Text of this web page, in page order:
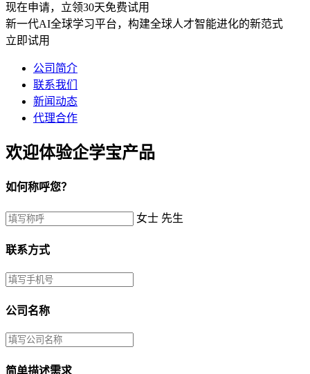
现在申请，立领30天免费试用
新一代AI全球学习平台，构建全球人才智能进化的新范式
立即试用
公司简介
联系我们
新闻动态
代理合作
欢迎体验企学宝产品
如何称呼您？
女士 先生
联系方式
公司名称
简单描述需求